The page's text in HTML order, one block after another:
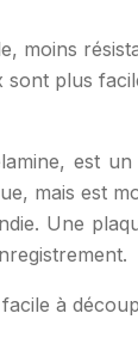
moins
plus
est
mais est
Une
à